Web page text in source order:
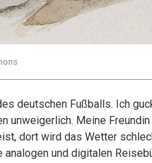
deutschen Fußballs. Ich
unweigerlich. Meine
dort wird das Wetter
analogen und digitalen